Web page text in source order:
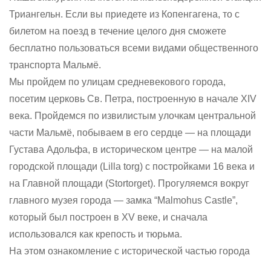
Триангельн. Если вы приедете из Копенгагена, то с
билетом на поезд в течение целого дня сможете
бесплатно пользоваться всеми видами общественного
транспорта Мальмё.
Мы пройдем по улицам средневекового города,
посетим церковь Св. Петра, построенную в начале XIV
века. Пройдемся по извилистым улочкам центральной
части Мальмё, побываем в его сердце — на площади
Густава Адольфа, в историческом центре — на малой
городской площади (Lilla torg) c постройками 16 века и
на Главной площади (Stortorget). Прогуляемся вокруг
главного музея города — замка “Malmohus Castle”,
который был построен в XV веке, и сначала
использовался как крепость и тюрьма.
На этом ознакомление с исторической частью города